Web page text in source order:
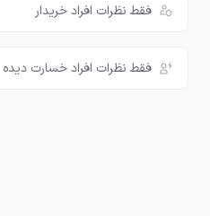
فقط نظرات افراد خریدار
فقط نظرات افراد خسارت دیده‌